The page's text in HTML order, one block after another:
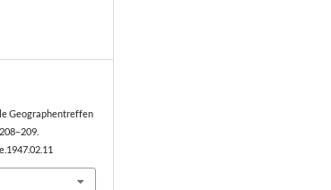
Geographentreffen